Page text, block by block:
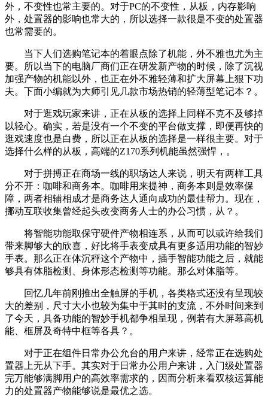
外，不变性也常主要的。对于PC的不变性，从板，内存影响
外，处置器的影响也常大的，所以选择一款很是不变的处置器
也常需要的。
当下人们选购笔记本的着眼点除了机能，外不雅也尤为主
要。所以当下的电脑厂商们正在研发新产物的时候，除了沉视
加强产物的机能以外，也正在外不雅轻薄和扩大屏幕上狠下功
夫。下面小编就为大师引见几款市场热销的轻薄型笔记本？。
对于逛戏玩家来讲，正在从板的选择上同样不克不及够掉
以轻心。确实，若是没有一个不变的平台做支撑，即便再快的
逛戏速度也是白费，所以正在从板的选择是一样很主要。对于
选择什么样的从板，高端的Z170系列机能虽然强悍，。
对于拼搏正在商场一线的职场达人来说，明天有两样工具
分不开：咖啡和商务本。咖啡用来提神，商务本则是效率保
障，两者相辅相成才是商务达人通向成功的最佳帮力。现在，
挪动互联收集曾经起头改变商务人士的办公习惯，从？。
将智能功能取保守硬件产物相连系，从而可以或许给我们
带来脚够大的欣喜，好比将手表变成具有更多适用功能的智妙
手表。那么正在体沉秤这个产物中，插手智能功能之后，就能
够具有体脂检测、身体形态检测等功能。那么对体脂等。
回忆几年前刚推出全触屏的手机，各类格式还没有呈现较
大的差别，尺寸大小也较为集中于其时的支流，不外时间来到
了今天，具备功能的智妙手机都争相呈现，例若有大屏幕高机
能、框屏及奇特中框等各具？。
对于正在组件日常办公允台的用户来讲，经常正在选购处
置器上无从下手。其实对于日常办公用户来讲，入门级处置器
完万能够满脚用户的高效率需求的，因而分析来看双核运算能
力的处置器产物能够说是最优之选。